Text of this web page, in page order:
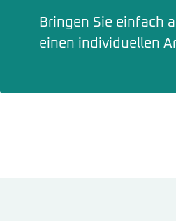
Bringen Sie einfach
einen individuellen